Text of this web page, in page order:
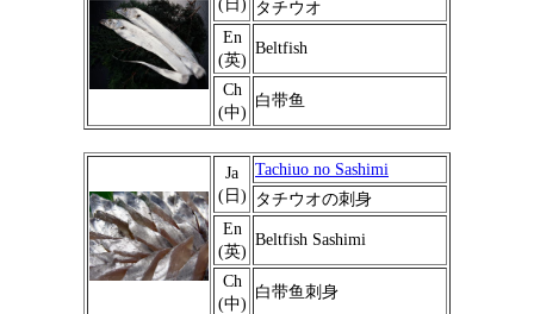
(日)
タチウオ
En
(英)
Beltfish
Ch
(中)
白带鱼
Ja
(日)
Tachiuo no Sashimi
タチウオの刺身
En
(英)
Beltfish Sashimi
Ch
(中)
白带鱼刺身